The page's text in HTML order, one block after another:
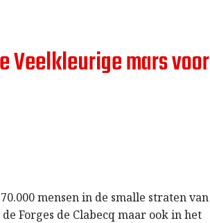
Veelkleurige mars voor
mensen in de smalle straten van
Forges de Clabecq maar ook in het